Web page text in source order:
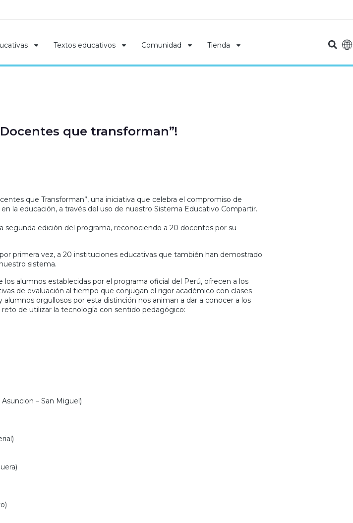
Textos educativos Comunidad Tienda
que transforman”!
que Transforman”, una iniciativa que celebra el compromiso de
la educación, a través del uso de nuestro Sistema Educativo Compartir.
edición del programa, reconociendo a 20 docentes por su
primera vez, a 20 instituciones educativas que también han demostrado
sistema.
alumnos establecidas por el programa oficial del Perú, ofrecen a los
de evaluación al tiempo que conjugan el rigor académico con clases
orgullosos por esta distinción nos animan a dar a conocer a los
de utilizar la tecnología con sentido pedagógico:
– San Miguel)